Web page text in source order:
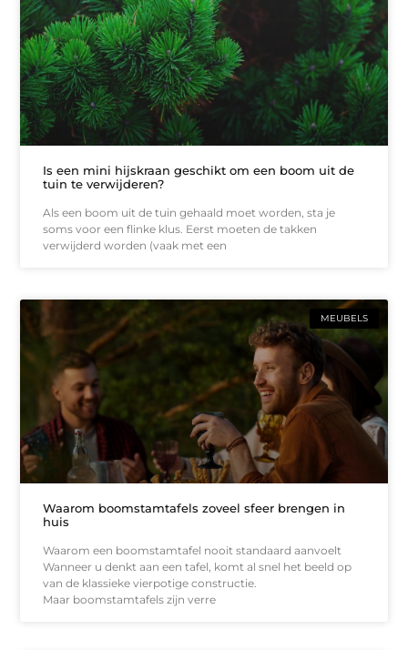
Is een mini hijskraan geschikt om een boom uit de
tuin te verwijderen?
Als een boom uit de tuin gehaald moet worden, sta je
soms voor een flinke klus. Eerst moeten de takken
verwijderd worden (vaak met een
MEUBELS
Waarom boomstamtafels zoveel sfeer brengen in
huis
Waarom een boomstamtafel nooit standaard aanvoelt
Wanneer u denkt aan een tafel, komt al snel het beeld op
van de klassieke vierpotige constructie.
Maar boomstamtafels zijn verre